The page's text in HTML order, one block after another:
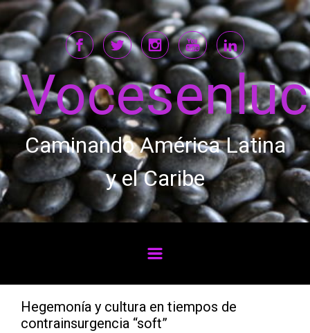
Saltar al contenido principal
Caminando América Latina
y el Caribe
Hegemonía y cultura en tiempos de
contrainsurgencia “soft”